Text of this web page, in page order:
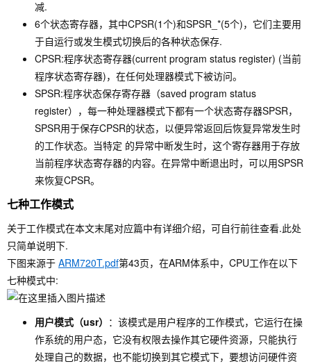
减.
6个状态寄存器，其中CPSR(1个)和SPSR_*(5个)，它们主要用
于自运行或发生模式切换后的各种状态保存.
CPSR:程序状态寄存器(current program status register) (当前
程序状态寄存器)，在任何处理器模式下被访问。
SPSR:程序状态保存寄存器（saved program status
register），每一种处理器模式下都有一个状态寄存器SPSR，
SPSR用于保存CPSR的状态，以便异常返回后恢复异常发生时
的工作状态。当特定 的异常中断发生时，这个寄存器用于存放
当前程序状态寄存器的内容。在异常中断退出时，可以用SPSR
来恢复CPSR。
七种工作模式
关于工作模式在本文末尾对应篇中有详细介绍，可自行前往查看.此处
只简单说明下.
下图来源于 ARM720T.pdf第43页，在ARM体系中，CPU工作在以下
七种模式中:
用户模式（usr） ：该模式是用户程序的工作模式，它运行在操
作系统的用户态，它没有权限去操作其它硬件资源，只能执行
处理自己的数据，也不能切换到其它模式下，要想访问硬件资